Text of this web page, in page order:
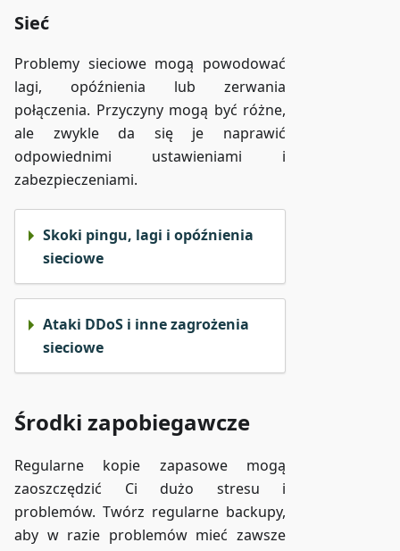
Sieć
Problemy sieciowe mogą powodować
lagi, opóźnienia lub zerwania
połączenia. Przyczyny mogą być różne,
ale zwykle da się je naprawić
odpowiednimi ustawieniami i
zabezpieczeniami.
Skoki pingu, lagi i opóźnienia
sieciowe
Ataki DDoS i inne zagrożenia
sieciowe
Środki zapobiegawcze
Regularne kopie zapasowe mogą
zaoszczędzić Ci dużo stresu i
problemów. Twórz regularne backupy,
aby w razie problemów mieć zawsze